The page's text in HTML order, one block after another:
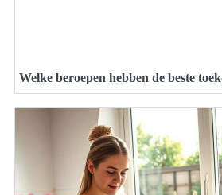
Welke beroepen hebben de beste